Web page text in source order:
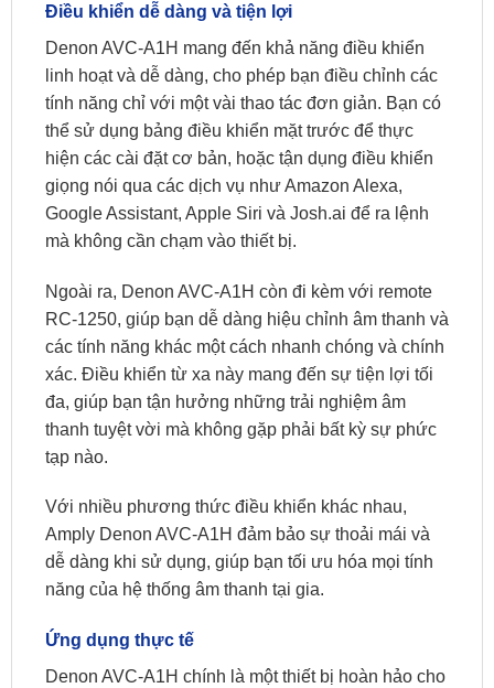
Điều khiển dễ dàng và tiện lợi
Denon AVC-A1H mang đến khả năng điều khiển
linh hoạt và dễ dàng, cho phép bạn điều chỉnh các
tính năng chỉ với một vài thao tác đơn giản. Bạn có
thể sử dụng bảng điều khiển mặt trước để thực
hiện các cài đặt cơ bản, hoặc tận dụng điều khiển
giọng nói qua các dịch vụ như Amazon Alexa,
Google Assistant, Apple Siri và Josh.ai để ra lệnh
mà không cần chạm vào thiết bị.
Ngoài ra, Denon AVC-A1H còn đi kèm với remote
RC-1250, giúp bạn dễ dàng hiệu chỉnh âm thanh và
các tính năng khác một cách nhanh chóng và chính
xác. Điều khiển từ xa này mang đến sự tiện lợi tối
đa, giúp bạn tận hưởng những trải nghiệm âm
thanh tuyệt vời mà không gặp phải bất kỳ sự phức
tạp nào.
Với nhiều phương thức điều khiển khác nhau,
Amply Denon AVC-A1H đảm bảo sự thoải mái và
dễ dàng khi sử dụng, giúp bạn tối ưu hóa mọi tính
năng của hệ thống âm thanh tại gia.
Ứng dụng thực tế
Denon AVC-A1H chính là một thiết bị hoàn hảo cho